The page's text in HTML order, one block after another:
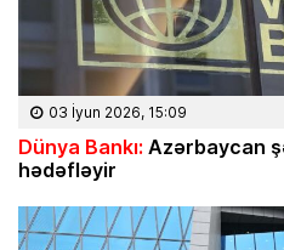
03 İyun 2026, 15:09
Dünya Bankı: Azərbaycan
hədəfləyir